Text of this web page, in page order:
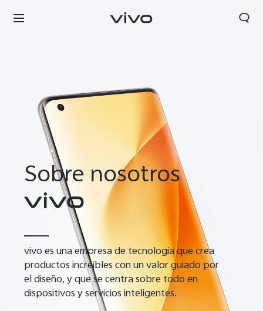
Perú | Seleccione país/región
Sobre nosotros
vivo es una empresa de tecnología que crea
productos increíbles con un valor guiado por
el diseño, y que se centra sobre todo en
dispositivos y servicios inteligentes.